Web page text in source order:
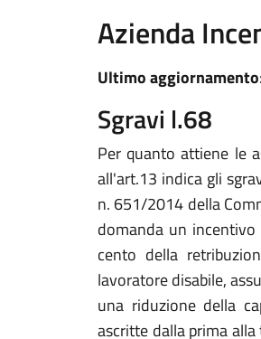
Azienda
Ultimo aggiornamento
Sgravi l.68
Per quanto attiene le
all'art.13 indica gli
n. 651/2014 della
domanda un
cento della
lavoratore disabile,
una riduzione della
ascritte dalla prima